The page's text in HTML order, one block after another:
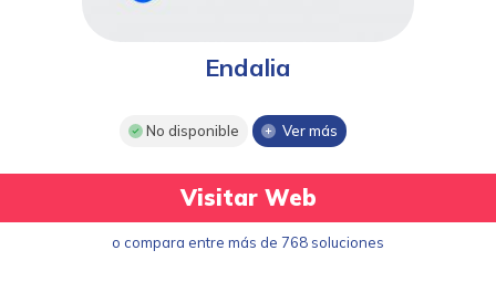
Endalia
No disponible Ver más
Visitar Web
o compara entre más de 768 soluciones